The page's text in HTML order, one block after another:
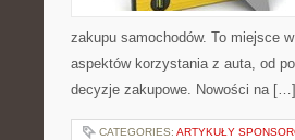
zakupu samochodów. To miejsce
aspektów korzystania z auta, od
decyzje zakupowe. Nowości na […]
CATEGORIES: ARTYKUŁY